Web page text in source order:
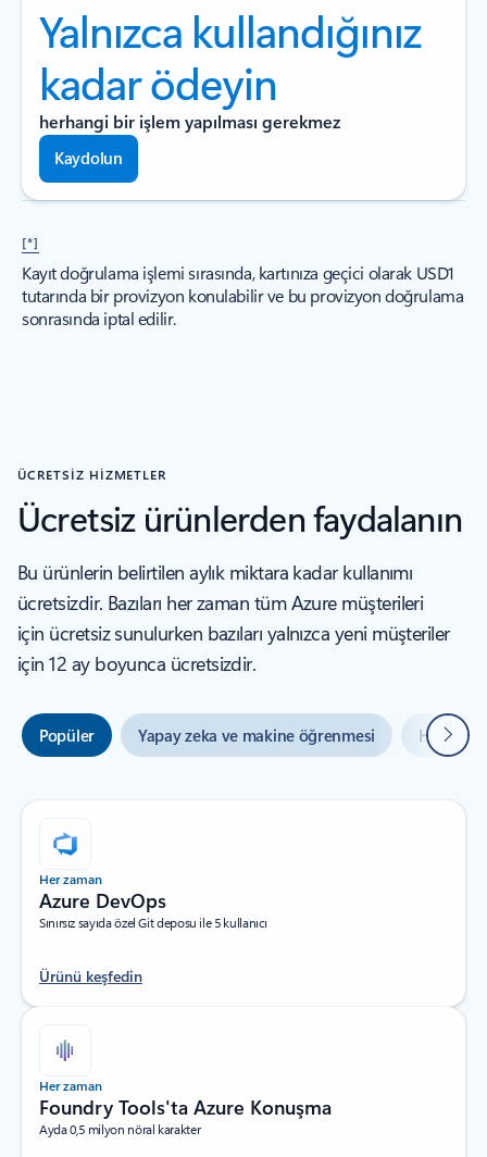
Yalnızca kullandığınız
kadar ödeyin
herhangi bir işlem yapılması gerekmez
Kaydolun
[*]
Kayıt doğrulama işlemi sırasında, kartınıza geçici olarak USD1
tutarında bir provizyon konulabilir ve bu provizyon doğrulama
sonrasında iptal edilir.
ÜCRETSİZ HİZMETLER
Ücretsiz ürünlerden faydalanın
Bu ürünlerin belirtilen aylık miktara kadar kullanımı
ücretsizdir. Bazıları her zaman tüm Azure müşterileri
için ücretsiz sunulurken bazıları yalnızca yeni müşteriler
için 12 ay boyunca ücretsizdir.
Popüler Yapay zeka ve makine öğrenmesi Hibrit ve
Her zaman
Azure DevOps
Sınırsız sayıda özel Git deposu ile 5 kullanıcı
Ürünü keşfedin
Her zaman
Foundry Tools'ta Azure Konuşma
Ayda 0,5 milyon nöral karakter